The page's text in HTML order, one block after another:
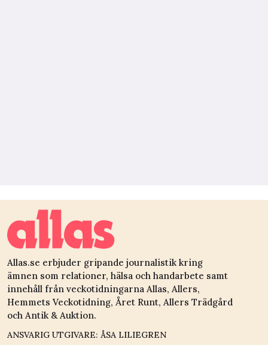
Allas.se erbjuder gripande journalistik kring
ämnen som relationer, hälsa och handarbete samt
innehåll från veckotidningarna Allas, Allers,
Hemmets Veckotidning, Året Runt, Allers Trädgård
och Antik & Auktion.
ANSVARIG UTGIVARE: ÅSA LILIEGREN